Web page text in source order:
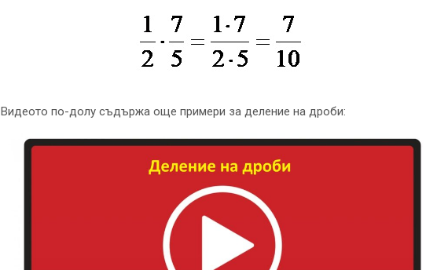
Видеото по-долу съдържа още примери за деление на дроби: